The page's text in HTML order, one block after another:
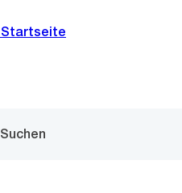
Suchen